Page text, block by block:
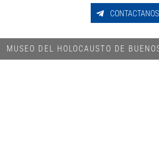
CONTACTANOS
MUSEO DEL HOLOCAUSTO DE